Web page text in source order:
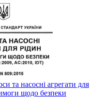
та насосні агрегати для
щодо безпеки